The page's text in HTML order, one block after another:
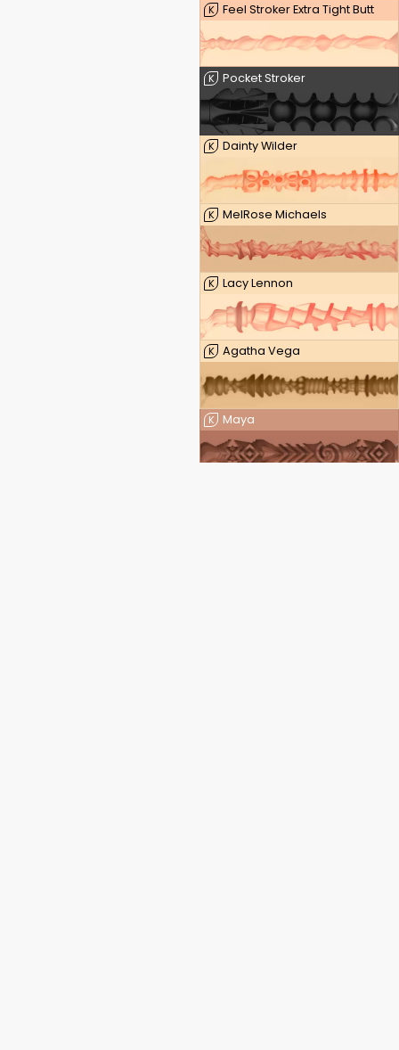
K Feel Stroker Extra Tight Butt
K Pocket Stroker
K Dainty Wilder
K MelRose Michaels
K Lacy Lennon
K Agatha Vega
K Maya